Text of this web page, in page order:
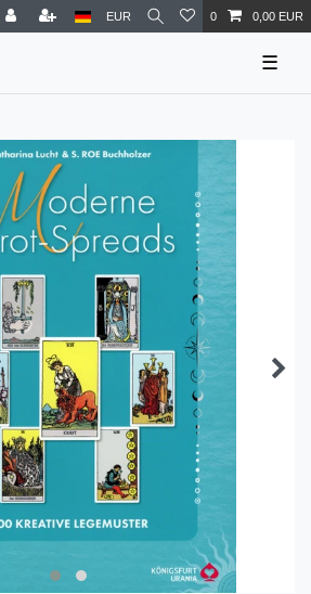
EUR 0 0,00 EUR
☰